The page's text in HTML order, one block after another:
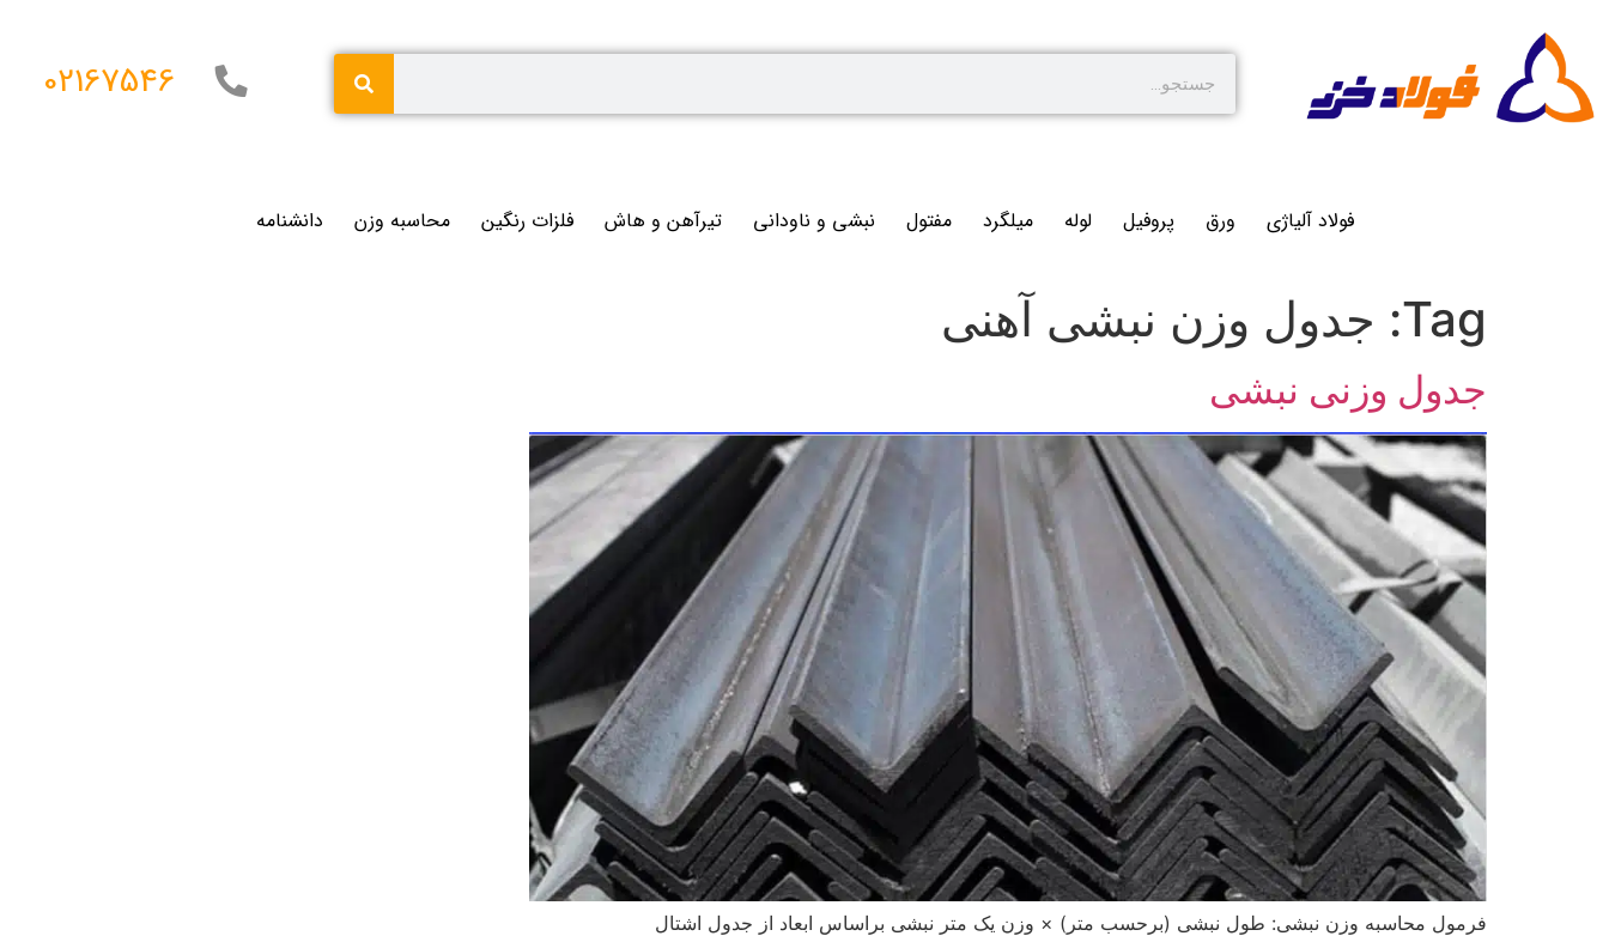
02167546
فولاد آلیاژی ورق پروفیل لوله میلگرد مفتول نبشی و ناودانی تیرآهن و هاش فلزات رنگین محاسبه وزن دانشنامه
Tag: جدول وزن نبشی آهنی
جدول وزنی نبشی
فرمول محاسبه وزن نبشی: طول نبشی (برحسب متر) × وزن یک متر نبشی براساس ابعاد از جدول اشتال